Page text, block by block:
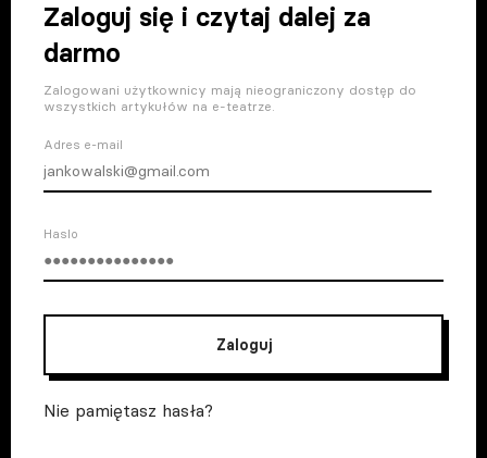
Zaloguj się i czytaj dalej za
darmo
Zalogowani użytkownicy mają nieograniczony dostęp do
wszystkich artykułów na e-teatrze.
Adres e-mail
Haslo
Zaloguj
Nie pamiętasz hasła?